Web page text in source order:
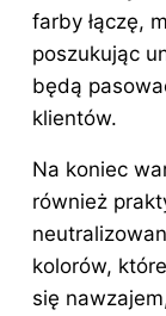
farby łączę,
poszukując
będą
klientów.
Na koniec
również
kolorów,
się